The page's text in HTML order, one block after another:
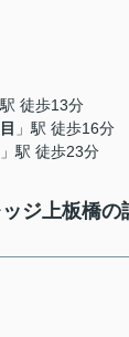
駅 徒歩13分
」駅 徒歩16分
」駅 徒歩23分
ジ上板橋の